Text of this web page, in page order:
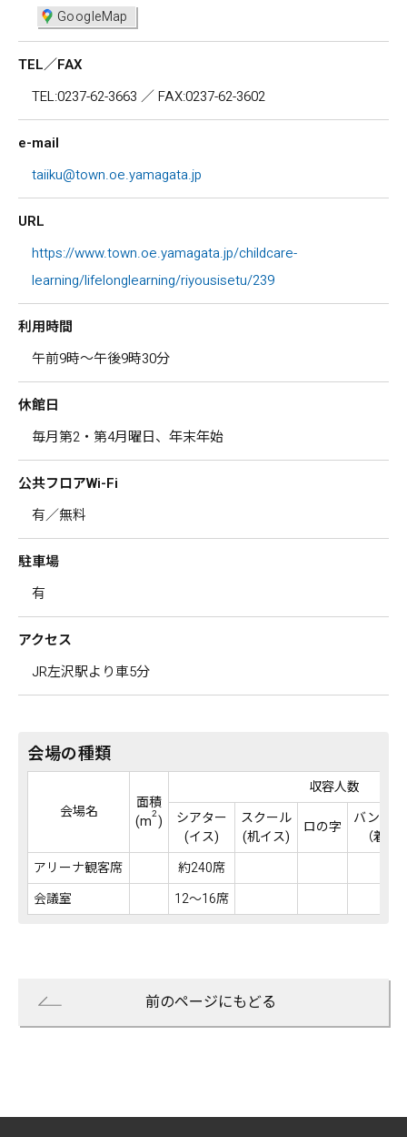
GoogleMap
TEL／FAX
TEL:0237-62-3663 ／ FAX:0237-62-3602
e-mail
taiiku@town.oe.yamagata.jp
URL
https://www.town.oe.yamagata.jp/childcare-
learning/lifelonglearning/riyousisetu/239
利用時間
午前9時～午後9時30分
休館日
毎月第2・第4月曜日、年末年始
公共フロアWi-Fi
有／無料
駐車場
有
アクセス
JR左沢駅より車5分
会場の種類
会場名
面積
(m
2
)
収容人数
シアター
(イス)
スクール
(机イス)
ロの字
バンケ
（着席
アリーナ観客席 約240席
会議室 12～16席
前のページにもどる